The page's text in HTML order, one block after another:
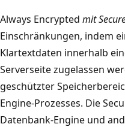
Always Encrypted mit
Einschränkungen, indem
Klartextdaten innerhalb
Serverseite zugelassen
geschützter
Engine-Prozesses. Die
Datenbank-Engine und